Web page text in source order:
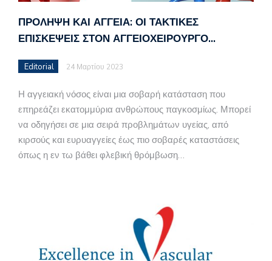
ΠΡΟΛΗΨΗ ΚΑΙ ΑΓΓΕΙΑ: ΟΙ ΤΑΚΤΙΚΕΣ
ΕΠΙΣΚΕΨΕΙΣ ΣΤΟΝ ΑΓΓΕΙΟΧΕΙΡΟΥΡΓΟ…
Editorial 24 Μαρτίου 2023
Η αγγειακή νόσος είναι μια σοβαρή κατάσταση που
επηρεάζει εκατομμύρια ανθρώπους παγκοσμίως. Μπορεί
να οδηγήσει σε μια σειρά προβλημάτων υγείας, από
κιρσούς και ευρυαγγείες έως πιο σοβαρές καταστάσεις
όπως η εν τω βάθει φλεβική θρόμβωση…